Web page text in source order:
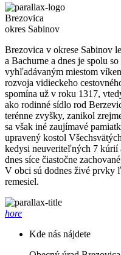
Brezovica
okres Sabinov
Brezovica v okrese Sabinov
a Bachurne a dnes je spolu
vyhľadávaným miestom
rozvoja vidieckeho
spomína už v roku 1317,
ako rodinné sídlo rod
terénne zvyšky, zanikol
sa však iné zaujímavé
upravený kostol
kedysi neuveriteľných 7 kúrií
dnes síce čiastočne
V obci sú dodnes živé prvky
remesiel.
hore
Kde nás nájdete